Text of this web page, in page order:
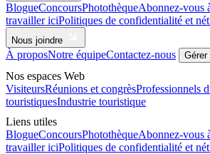
BlogueConcoursPhotothèqueAbonnez-vous
travailler iciPolitiques de confidentialité et
Nous joindre
À proposNotre équipeContactez-nous Gérer
Nos espaces Web
VisiteursRéunions et congrèsProfessionnels
touristiquesIndustrie touristique
Liens utiles
BlogueConcoursPhotothèqueAbonnez-vous
travailler iciPolitiques de confidentialité et